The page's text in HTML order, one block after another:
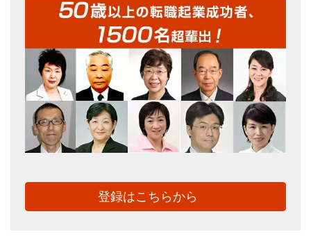
登録はこちらから